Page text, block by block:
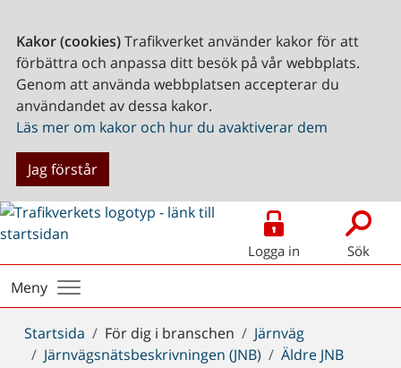
Kakor (cookies)Trafikverket använder kakor för att
förbättra och anpassa ditt besök på vår webbplats.
Genom att använda webbplatsen accepterar du
användandet av dessa kakor.
Läs mer om kakor och hur du avaktiverar dem
Jag förstår
Logga in Sök
Meny
Du
är
Startsida För dig i branschen
Järnväg
Järnvägsnätsbeskrivningen (JNB)
Äldre JNB